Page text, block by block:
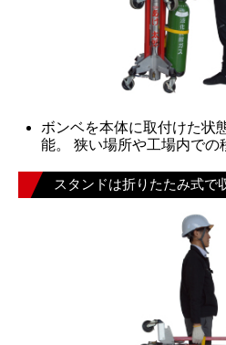
ボンベを本体に取付けた状
能。 狭い場所や工場内での
スタンドは折りたたみ式で